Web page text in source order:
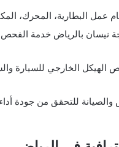
عمل البطارية، المحرك،
نيسان بالرياض خدمة
الخارجي للسيارة
للتحقق من جودة